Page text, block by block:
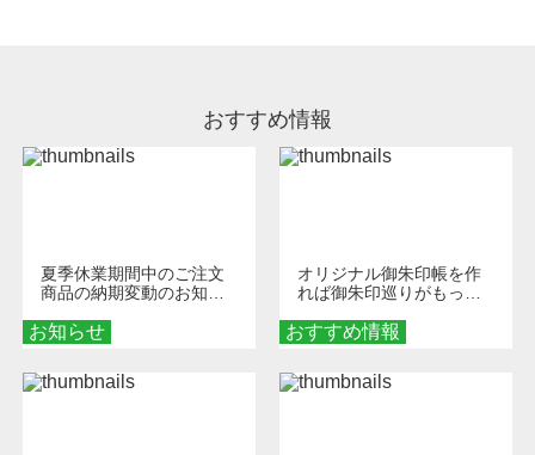
おすすめ情報
お知らせ
夏季休業期間中のご注文
商品の納期変動のお知ら
おすすめ情報
オリジナル御朱印帳を作
れば御朱印巡りがもっと
ダーメイドする魅力と選
び方